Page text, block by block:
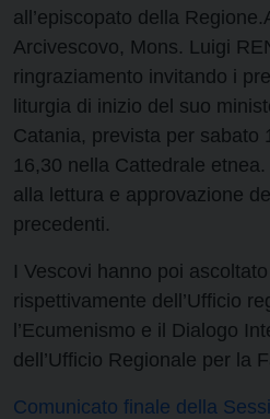
all’episcopato della
Arcivescovo, Mons. Luigi
ringraziamento invitando i
liturgia di inizio del suo
Catania, prevista per sabato
16,30 nella Cattedrale
alla lettura e approvazione
precedenti.
I Vescovi hanno poi
rispettivamente dell’Ufficio
l’Ecumenismo e il Dialogo
dell’Ufficio Regionale per la
Comunicato finale della